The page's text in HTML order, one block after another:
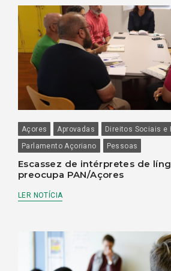
Açores Aprovadas Direitos Sociais e
Parlamento Açoriano
Pessoas
Escassez de intérpretes de
preocupa PAN/Açores
LER NOTÍCIA